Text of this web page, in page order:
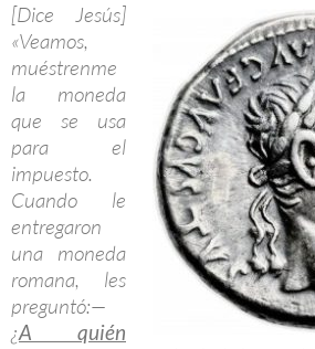
[Dice Jesús]
«Veamos,
muéstrenme
la moneda
que se usa
para el
impuesto.
Cuando le
entregaron
una moneda
romana, les
preguntó:—
¿A quién